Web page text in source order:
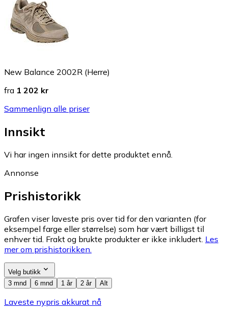
New Balance 2002R (Herre)
fra 1 202 kr
Sammenlign alle priser
Innsikt
Vi har ingen innsikt for dette produktet ennå.
Annonse
Prishistorikk
Grafen viser laveste pris over tid for den varianten (for
eksempel farge eller størrelse) som har vært billigst til
enhver tid. Frakt og brukte produkter er ikke inkludert. Les
mer om prishistorikken.
Velg butikk
3 mnd
6 mnd 1 år 2 år Alt
Laveste nypris akkurat nå